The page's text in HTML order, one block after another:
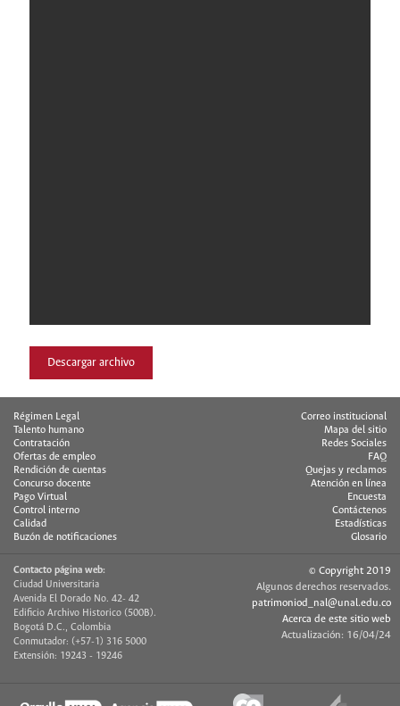
Descargar archivo
Régimen Legal
Talento humano
Contratación
Ofertas de empleo
Rendición de cuentas
Concurso docente
Pago Virtual
Control interno
Calidad
Buzón de notificaciones
Correo institucional
Mapa del sitio
Redes Sociales
FAQ
Quejas y reclamos
Atención en línea
Encuesta
Contáctenos
Estadísticas
Glosario
Contacto página web:
Ciudad Universitaria
Avenida El Dorado No. 42- 42
Edificio Archivo Historico (500B).
Bogotá D.C., Colombia
Conmutador: (+57-1) 316 5000
Extensión: 19243 - 19246
© Copyright 2019
Algunos derechos reservados.
patrimoniod_nal@unal.edu.co
Acerca de este sitio web
Actualización: 16/04/24